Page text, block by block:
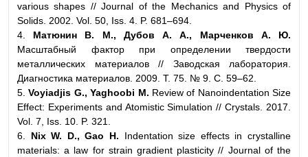
various shapes // Journal of the Mechanics and Physics of
Solids. 2002. Vol. 50, Iss. 4. P. 681–694.
4. Матюнин В. М., Дубов А. А., Марченков А. Ю.
Масштабный фактор при определении твердости
металлических материалов // Заводская лаборатория.
Диагностика материалов. 2009. Т. 75. № 9. С. 59–62.
5.Voyiadjis G., Yaghoobi M. Review of Nanoindentation Size
Effect: Experiments and Atomistic Simulation // Crystals. 2017.
Vol. 7, Iss. 10. P. 321.
6. Nix W. D., Gao H. Indentation size effects in crystalline
materials: a law for strain gradient plasticity // Journal of the